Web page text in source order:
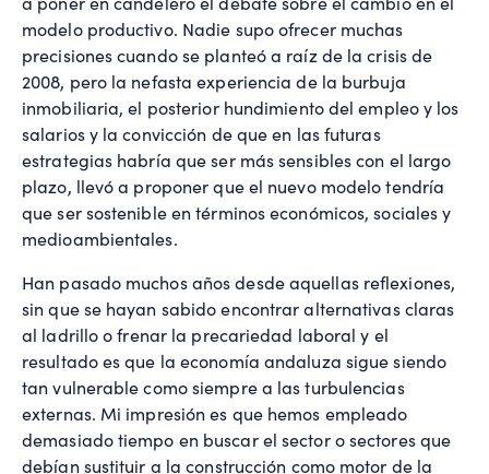
modelo productivo. Nadie supo ofrecer muchas
precisiones cuando se planteó a raíz de la crisis de
2008, pero la nefasta experiencia de la burbuja
inmobiliaria, el posterior hundimiento del empleo y los
salarios y la convicción de que en las futuras
estrategias habría que ser más sensibles con el largo
plazo, llevó a proponer que el nuevo modelo tendría
que ser sostenible en términos económicos, sociales y
medioambientales.
Han pasado muchos años desde aquellas reflexiones,
sin que se hayan sabido encontrar alternativas claras
al ladrillo o frenar la precariedad laboral y el
resultado es que la economía andaluza sigue siendo
tan vulnerable como siempre a las turbulencias
externas. Mi impresión es que hemos empleado
demasiado tiempo en buscar el sector o sectores que
debían sustituir a la construcción como motor de la